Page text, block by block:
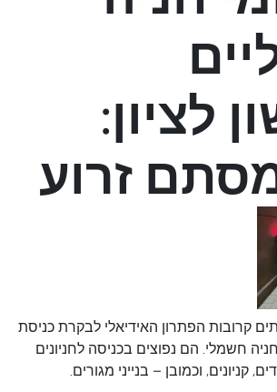
לציון:
זרוע
קרובות הפתרון האידיאלי לבקרת כניסת
חשמלי. הם נפוצים בכניסה לחניונים
קניונים, וכמובן – בנייני מגורים.